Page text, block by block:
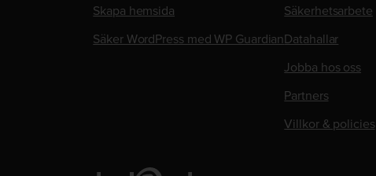
Skapa hemsida
Säker WordPress med WP Guardian
Säkerhetsarbete
Datahallar
Jobba hos oss
Partners
Villkor & policies